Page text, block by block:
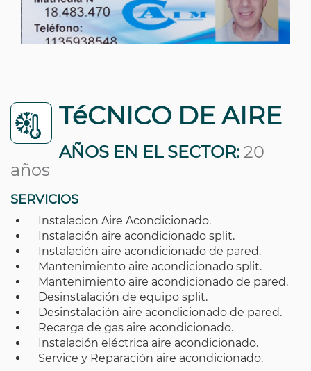
TéCNICO DE AIRE
AÑOS EN EL SECTOR: 20
años
SERVICIOS
Instalacion Aire Acondicionado.
Instalación aire acondicionado split.
Instalación aire acondicionado de pared.
Mantenimiento aire acondicionado split.
Mantenimiento aire acondicionado de pared.
Desinstalación de equipo split.
Desinstalación aire acondicionado de pared.
Recarga de gas aire acondicionado.
Instalación eléctrica aire acondicionado.
Service y Reparación aire acondicionado.